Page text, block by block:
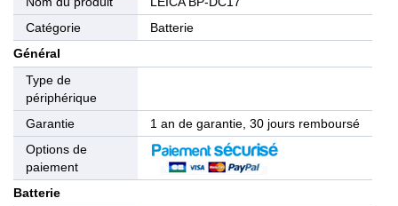
Catégorie
Batterie
Général
Type de
périphérique
Garantie
1 an de garantie, 30 jours remboursé
Options de
paiement
Batterie